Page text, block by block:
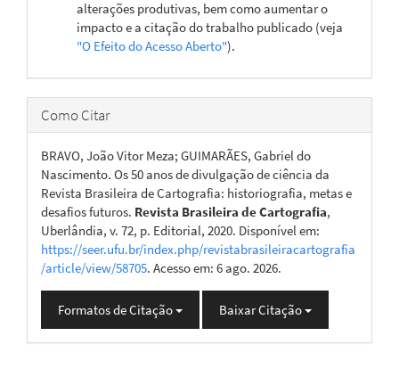
alterações produtivas, bem como aumentar o
impacto e a citação do trabalho publicado (veja
"O Efeito do Acesso Aberto").
Como Citar
BRAVO, João Vitor Meza; GUIMARÃES, Gabriel do
Nascimento. Os 50 anos de divulgação de ciência da
Revista Brasileira de Cartografia: historiografia, metas e
desafios futuros. Revista Brasileira de Cartografia,
Uberlândia, v. 72, p. Editorial, 2020. Disponível em:
https://seer.ufu.br/index.php/revistabrasileiracartografia
/article/view/58705. Acesso em: 6 ago. 2026.
Formatos de Citação Baixar Citação